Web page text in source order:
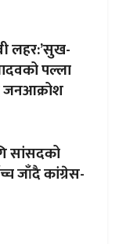
लहर:’सुख-
पल्ला
जनआक्रोश
सांसदको
जाँदै कांग्रेस-